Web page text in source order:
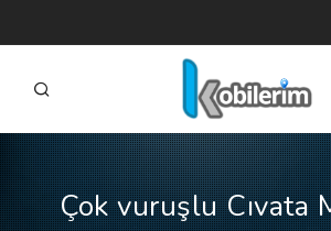
FIRMALAR
Çok vuruşlu Cıvata